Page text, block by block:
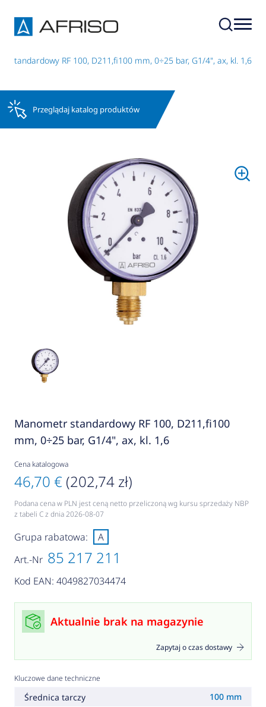
standardowy RF 100, D211,fi100 mm, 0÷25 bar, G1/4", ax, kl. 1,6
Przeglądaj katalog produktów
Manometr standardowy RF 100, D211,fi100
mm, 0÷25 bar, G1/4", ax, kl. 1,6
Cena katalogowa
46,70 € (202,74 zł)
Podana cena w PLN jest ceną netto przeliczoną wg kursu sprzedaży NBP
z tabeli C z dnia 2026-08-07
Art.-Nr 85 217 211
Kod EAN: 4049827034474
Grupa rabatowa: A
Aktualnie brak na magazynie
Zapytaj o czas dostawy
Kluczowe dane techniczne
Średnica tarczy
100 mm